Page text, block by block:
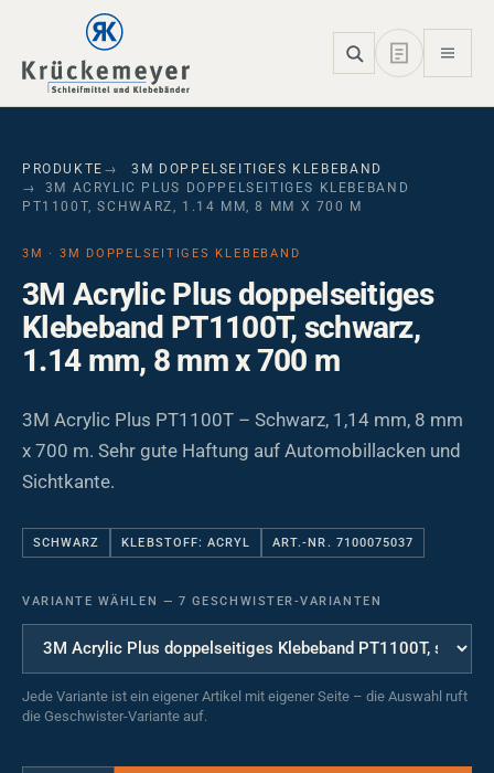
Skip to main navigation
Skip to main content
Skip to page footer
PRODUKTE
3M DOPPELSEITIGES KLEBEBAND
3M ACRYLIC PLUS DOPPELSEITIGES KLEBEBAND
PT1100T, SCHWARZ, 1.14 MM, 8 MM X 700 M
3M · 3M DOPPELSEITIGES KLEBEBAND
3M Acrylic Plus doppelseitiges
Klebeband PT1100T, schwarz,
1.14 mm, 8 mm x 700 m
3M Acrylic Plus PT1100T – Schwarz, 1,14 mm, 8 mm
x 700 m. Sehr gute Haftung auf Automobillacken und
Sichtkante.
SCHWARZ KLEBSTOFF: ACRYL ART.-NR. 7100075037
VARIANTE WÄHLEN — 7 GESCHWISTER-VARIANTEN
Jede Variante ist ein eigener Artikel mit eigener Seite – die Auswahl ruft
die Geschwister-Variante auf.